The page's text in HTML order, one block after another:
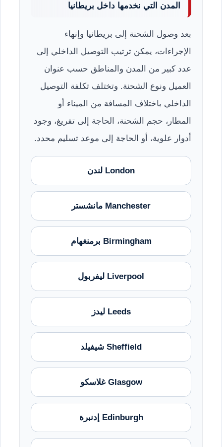
المدن التي نخدمها داخل بريطانيا
بعد وصول الشحنة إلى بريطانيا وإنهاء
الإجراءات، يمكن ترتيب التوصيل الداخلي إلى
عدد كبير من المدن والمناطق حسب عنوان
العميل ونوع الشحنة. وتختلف تكلفة التوصيل
الداخلي باختلاف المسافة من الميناء أو
المطار، حجم الشحنة، الحاجة إلى تفريغ، وجود
أدوار علوية، أو الحاجة إلى موعد تسليم محدد.
London لندن
Manchester مانشستر
Birmingham برمنغهام
Liverpool ليفربول
Leeds ليدز
Sheffield شيفيلد
Glasgow غلاسكو
Edinburgh إدنبرة